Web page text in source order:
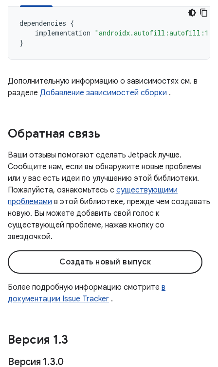
dependencies {
implementation
}
Дополнительную информацию о зависимостях см. в
разделе Добавление зависимостей сборки .
Обратная связь
Ваши отзывы помогают сделать Jetpack лучше.
Сообщите нам, если вы обнаружите новые проблемы
или у вас есть идеи по улучшению этой библиотеки.
Пожалуйста, ознакомьтесь с существующими
проблемами в этой библиотеке, прежде чем создавать
новую. Вы можете добавить свой голос к
существующей проблеме, нажав кнопку со
звездочкой.
Создать новый выпуск
Более подробную информацию смотрите в
документации Issue Tracker .
Версия 1.3
Версия 1.3.0